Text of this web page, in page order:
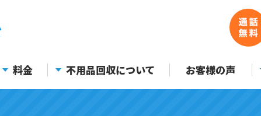
料金 不用品回収について お客様の声